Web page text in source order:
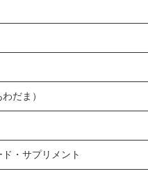
だま）
・サプリメント